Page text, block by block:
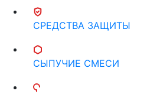
СРЕДСТВА ЗАЩИТЫ
СЫПУЧИЕ СМЕСИ